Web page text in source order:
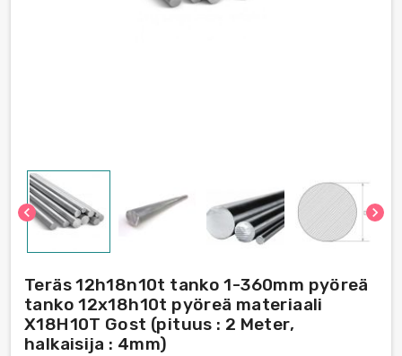
chevron_left chevron_right
Teräs 12h18n10t tanko 1-360mm pyöreä
tanko 12x18h10t pyöreä materiaali
Х18Н10Т Gost (pituus : 2 Meter,
halkaisija : 4mm)